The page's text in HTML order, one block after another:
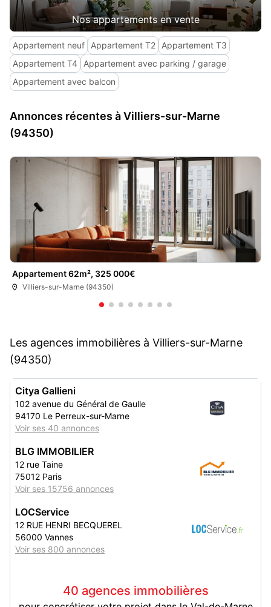
Nos appartements en vente
Appartement neuf Appartement T2
Appartement T3
Appartement T4
Appartement avec parking / garage
Appartement avec balcon
Annonces récentes à Villiers-sur-Marne
(94350)
Appartement 62m², 325 000€
Villiers-sur-Marne (94350)
Les agences immobilières à Villiers-sur-Marne
(94350)
Citya Gallieni
102 avenue du Général de Gaulle
94170 Le Perreux-sur-Marne
Voir ses 40 annonces
BLG IMMOBILIER
12 rue Taine
75012 Paris
Voir ses 15756 annonces
LOCService
12 RUE HENRI BECQUEREL
56000 Vannes
Voir ses 800 annonces
40 agences immobilières